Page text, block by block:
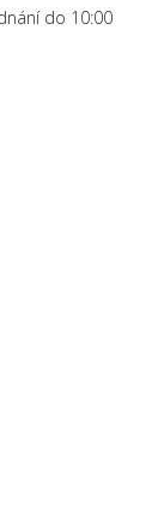
do 10:00